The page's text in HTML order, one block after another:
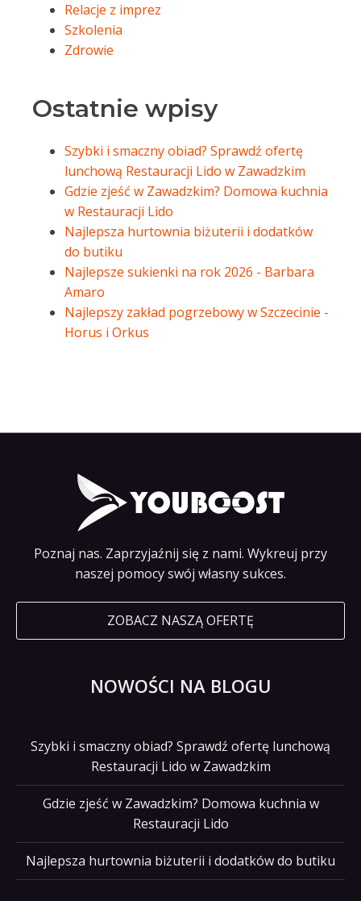
Relacje z imprez
Szkolenia
Zdrowie
Ostatnie wpisy
Szybki i smaczny obiad? Sprawdź ofertę
lunchową Restauracji Lido w Zawadzkim
Gdzie zjeść w Zawadzkim? Domowa kuchnia
w Restauracji Lido
Najlepsza hurtownia biżuterii i dodatków
do butiku
Najlepsze sukienki na rok 2026 - Barbara
Amaro
Najlepszy zakład pogrzebowy w Szczecinie -
Horus i Orkus
Poznaj nas. Zaprzyjaźnij się z nami. Wykreuj przy
naszej pomocy swój własny sukces.
ZOBACZ NASZĄ OFERTĘ
NOWOŚCI NA BLOGU
Szybki i smaczny obiad? Sprawdź ofertę lunchową
Restauracji Lido w Zawadzkim
Gdzie zjeść w Zawadzkim? Domowa kuchnia w
Restauracji Lido
Najlepsza hurtownia biżuterii i dodatków do butiku